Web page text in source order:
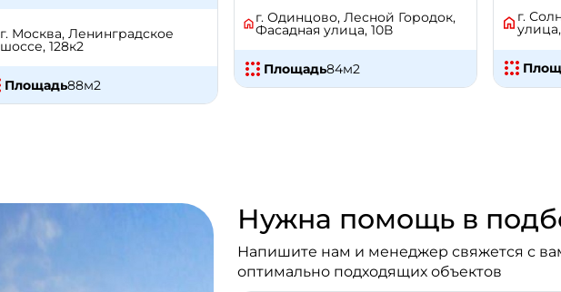
г. Москва, Ленинградское
шоссе, 128к2
Площадь88м2
г. Одинцово, Лесной Городок,
Фасадная улица, 10В
Площадь84м2
г.
Нужна помощь в
Напишите нам и менеджер свяжется с
оптимально подходящих объектов